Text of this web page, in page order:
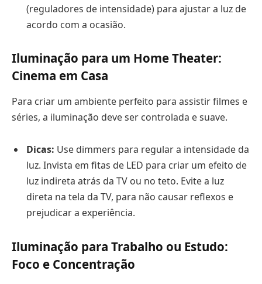
(reguladores de intensidade) para ajustar a luz de
acordo com a ocasião.
Iluminação para um Home Theater:
Cinema em Casa
Para criar um ambiente perfeito para assistir filmes e
séries, a iluminação deve ser controlada e suave.
Dicas: Use dimmers para regular a intensidade da
luz. Invista em fitas de LED para criar um efeito de
luz indireta atrás da TV ou no teto. Evite a luz
direta na tela da TV, para não causar reflexos e
prejudicar a experiência.
Iluminação para Trabalho ou Estudo:
Foco e Concentração